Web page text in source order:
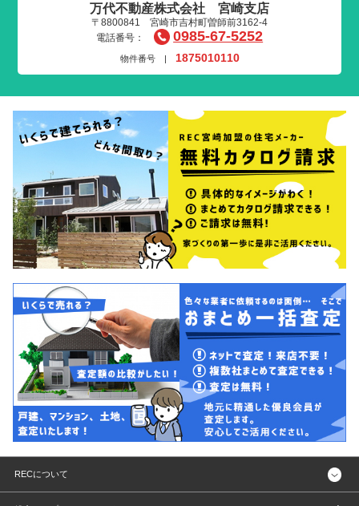
万代不動産株式会社 宮崎支店
〒8800841 宮崎市吉村町曽師前3162-4
電話番号：
0985-67-5252
物件番号 | 1875010110
RECについて